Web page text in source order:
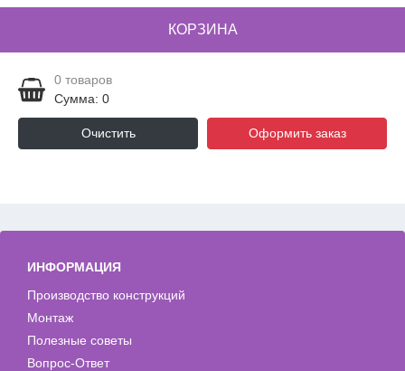
КОРЗИНА
0 товаров
Сумма: 0
Очистить Оформить заказ
ИНФОРМАЦИЯ
Производство конструкций
Монтаж
Полезные советы
Вопрос-Ответ